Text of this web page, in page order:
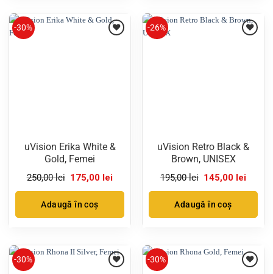
-30%
uVision Erika White &
Gold, Femei
250,00lei Prețul
inițial
fost:
250,00 lei.
175,00 leiPrețul
este:
Adaugă în coș
-26%
uVision Retro Black &
Brown, UNISEX
195,00lei Prețul
inițial
fost:
195,00 lei.
145,00 leiPrețul
este:
Adaugă în coș
-30% -30%